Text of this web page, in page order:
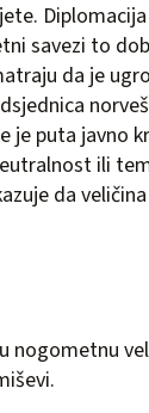
savezi to
da je
puta javno
ili
da